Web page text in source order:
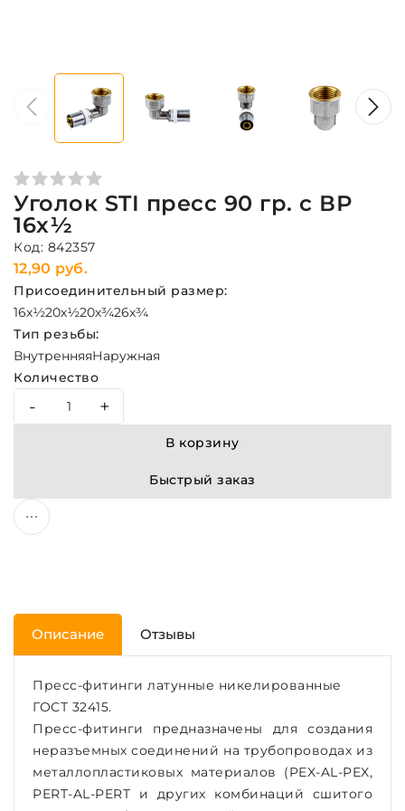
Уголок STI пресс 90 гр. с ВР
16х½
Код: 842357
12,90 руб.
Присоединительный размер:
16х½20х½20х¾26х¾
Тип резьбы:
ВнутренняяНаружная
Количество
- +
В корзину
Быстрый заказ
Описание Отзывы
Пресс-фитинги латунные никелированные
ГОСТ 32415.
Пресс-фитинги предназначены для создания
неразъемных соединений на трубопроводах из
металлопластиковых материалов (PEX-AL-PEX,
PERT-AL-PERT и других комбинаций сшитого